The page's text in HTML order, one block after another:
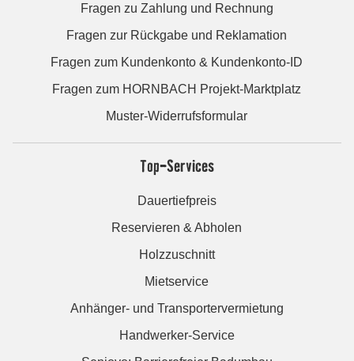
Fragen zu Zahlung und Rechnung
Fragen zur Rückgabe und Reklamation
Fragen zum Kundenkonto & Kundenkonto-ID
Fragen zum HORNBACH Projekt-Marktplatz
Muster-Widerrufsformular
Top-Services
Dauertiefpreis
Reservieren & Abholen
Holzzuschnitt
Mietservice
Anhänger- und Transportervermietung
Handwerker-Service